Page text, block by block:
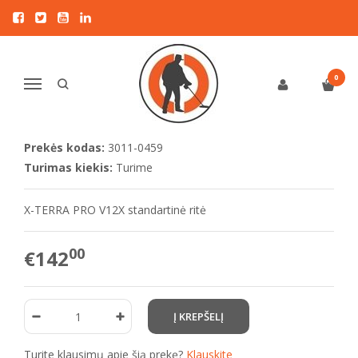
Navigacija
0
Pagrindinis RITĖS
MINELAB X-TERRA PRO V12X RITĖ
Į NORŲ SĄRAŠĄ
Prekės kodas: 3011-0459
Turimas kiekis: Turime
X-TERRA PRO V12X standartinė ritė
€14200
Turite klausimų apie šią prekę? Klauskite